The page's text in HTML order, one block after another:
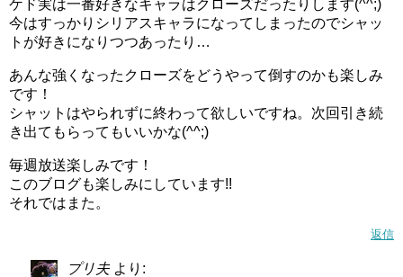
ケド実は一番好きなキャラはクローズだったりします(^^;)
今はすっかりシリアスキャラになってしまったのでシャッ
トが好きになりつつあったり…
あんな強くなったクローズをどうやって倒すのかも楽しみ
です！
シャットはやられずに終わって欲しいですね。次回引き続
き出てもらってもいいかな(^^;)
毎週放送楽しみです！
このブログも楽しみにしています!!
それではまた。
返信
プリ夫 より: